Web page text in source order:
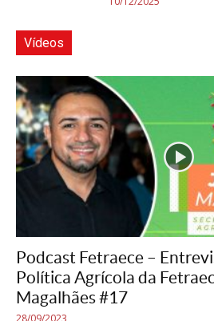
Vídeos
Podcast Fetraece –
Política Agrícola da
Magalhães #17